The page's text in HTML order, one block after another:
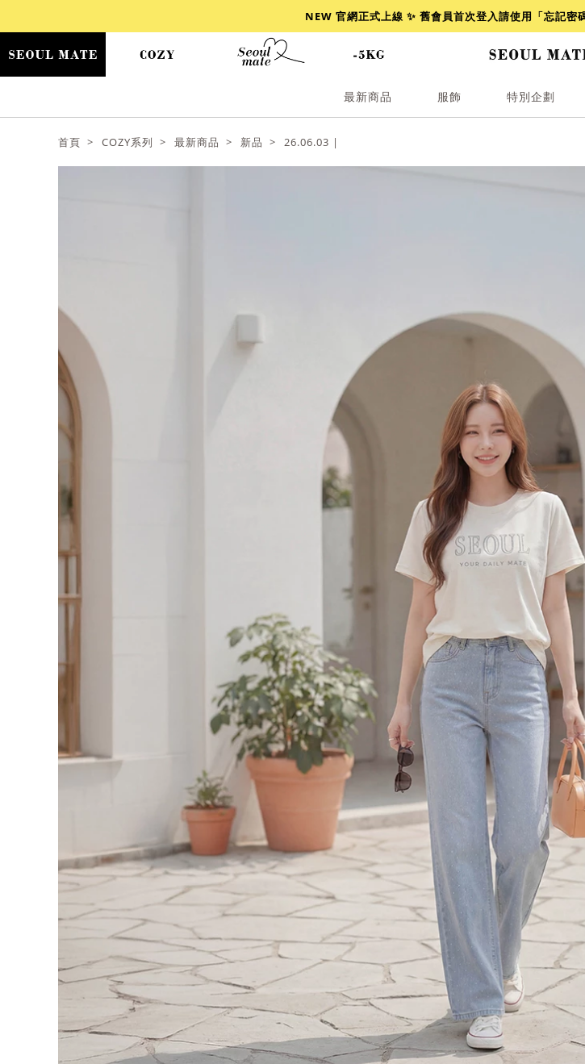
NEW 官網正式上線 ✨ 舊會員首次登入請使用「忘記
最新商品 服飾 特別企劃
背心 洋裝 舒芙蕾 小香風
首頁 COZY系列 最新商品 新品 26.06.03 |